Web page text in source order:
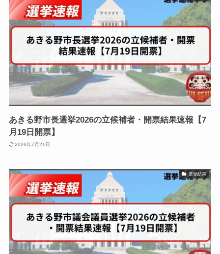
あきる野市長選挙2026の立候補者・開票結果速報【7
月19日開票】
2026年7月21日
選挙結果